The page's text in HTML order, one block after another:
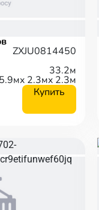
ZXJU0814450
33.2м
5.9мx 2.3мx 2.3м
Купить